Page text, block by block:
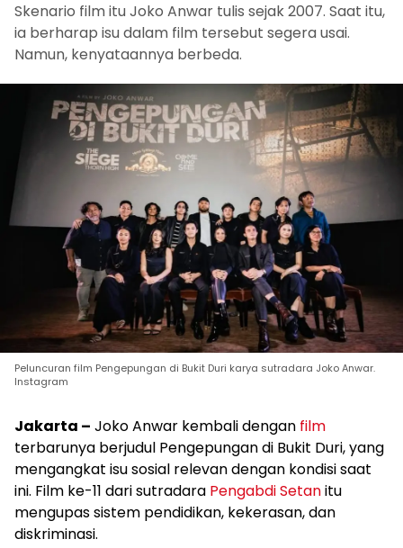
Skenario film itu Joko Anwar tulis sejak 2007. Saat itu,
ia berharap isu dalam film tersebut segera usai.
Namun, kenyataannya berbeda.
Peluncuran film Pengepungan di Bukit Duri karya sutradara Joko Anwar.
Instagram
Jakarta – Joko Anwar kembali dengan film
terbarunya berjudul Pengepungan di Bukit Duri, yang
mengangkat isu sosial relevan dengan kondisi saat
ini. Film ke-11 dari sutradara Pengabdi Setanitu
mengupas sistem pendidikan, kekerasan, dan
diskriminasi.